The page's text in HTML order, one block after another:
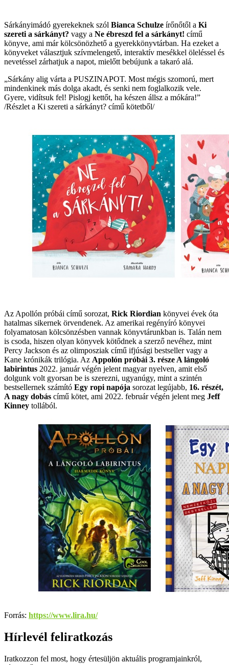
Sárkányimádó gyerekeknek szól Bianca Schulze írőnőtől a Ki
szereti a sárkányt? vagy a Ne ébreszd fel a sárkányt! című
könyve, ami már kölcsönözhető a gyerekkönyvtárban. Ha ezeket a
könyveket választjuk szívmelengető, interaktív mesékkel öleléssel és
nevetéssel zárhatjuk a napot, mielőtt bebújunk a takaró alá.
„Sárkány alig várta a PUSZINAPOT. Most mégis szomorú, mert
mindenkinek más dolga akadt, és senki nem foglalkozik vele.
Gyere, vidítsuk fel! Pislogj kettőt, ha készen állsz a mókára!”
/Részlet a Ki szereti a sárkányt? című kötetből/
Az Apollón próbái című sorozat, Rick Riordian könyvei évek óta
hatalmas sikernek örvendenek. Az amerikai regényíró könyvei
folyamatosan kölcsönzésben vannak könyvtárunkban is. Talán nem
is csoda, hiszen olyan könyvek kötődnek a szerző nevéhez, mint
Percy Jackson és az olimposziak című ifjúsági bestseller vagy a
Kane krónikák trilógia. Az Appolón próbái 3. része A lángoló
labirintus 2022. január végén jelent magyar nyelven, amit első
dolgunk volt gyorsan be is szerezni, ugyanúgy, mint a szintén
bestsellernek számító Egy ropi napója sorozat legújabb, 16. részét,
A nagy dobás című kötet, ami 2022. február végén jelent meg Jeff
Kinney tollából.
Forrás: https://www.lira.hu/
Hírlevél feliratkozás
Iratkozzon fel most, hogy értesüljön aktuális programjainkról,